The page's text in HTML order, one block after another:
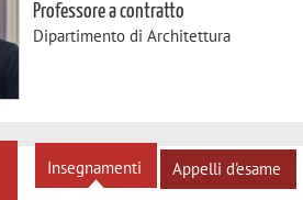
Professore a contratto
Dipartimento di Architettura
Insegnamenti Appelli d'esame